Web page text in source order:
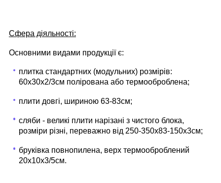
Сфера діяльності:
Основними видами продукції є:
плитка стандартних (модульних) розмірів:
60х30х2/3см полірована або термооброблена;
плити довгі, шириною 63-83см;
сляби - великі плити нарізані з чистого блока,
розміри різні, переважно від 250-350х83-150х3см;
бруківка повнопилена, верх термооброблений
20х10х3/5см.